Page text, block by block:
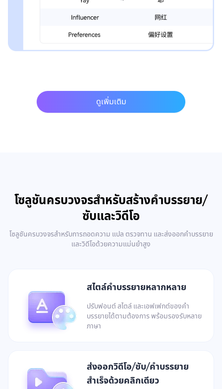
ดูเพิ่มเติม
โซลูชันครบวงจรสำหรับสร้างคำบรรยาย/
ซับและวิดีโอ
โซลูชันครบวงจรสำหรับการถอดความ แปล ตรวจทาน และส่งออกคำบรรยาย
และวิดีโอด้วยความแม่นยำสูง
สไตล์คำบรรยายหลากหลาย
ปรับฟอนต์ สไตล์ และเอฟเฟกต์ของคำ
บรรยายได้ตามต้องการ พร้อมรองรับหลาย
ภาษา
ส่งออกวิดีโอ/ซับ/คำบรรยาย
สำเร็จด้วยคลิกเดียว